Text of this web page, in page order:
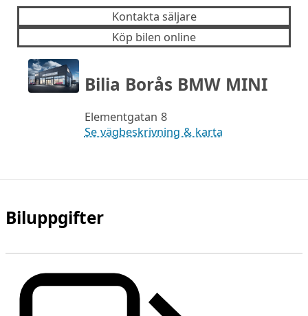
Kontakta säljare
Köp bilen online
Bilia Borås BMW MINI
Elementgatan 8
Se vägbeskrivning & karta
Biluppgifter